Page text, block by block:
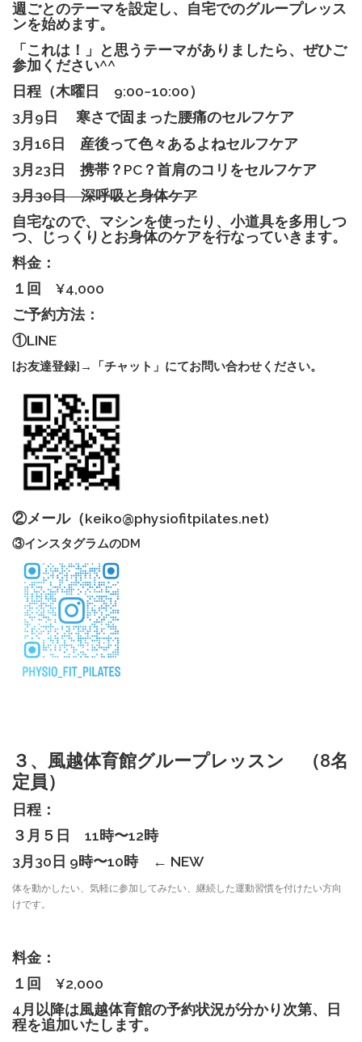
週ごとのテーマを設定し、自宅でのグループレッス
ンを始めます。
「これは！」と思うテーマがありましたら、ぜひご
参加ください^^
日程（木曜日 9:00~10:00）
3月9日 寒さで固まった腰痛のセルフケア
3月16日 産後って色々あるよねセルフケア
3月23日 携帯？PC？首肩のコリをセルフケア
3月30日 深呼吸と身体ケア
自宅なので、マシンを使ったり、小道具を多用しつ
つ、じっくりとお身体のケアを行なっていきます。
料金：
１回 ¥4,000
ご予約方法：
①LINE
[お友達登録]→「チャット」にてお問い合わせください。
②メール（keiko@physiofitpilates.net)
③インスタグラムのDM
３、風越体育館グループレッスン （8名
定員）
日程：
３月５日 11時〜12時
3月30日 9時〜10時 ← NEW
体を動かしたい、気軽に参加してみたい、継続した運動習慣を付けたい方向
けです。
料金：
１回 ¥2,000
4月以降は風越体育館の予約状況が分かり次第、日
程を追加いたします。